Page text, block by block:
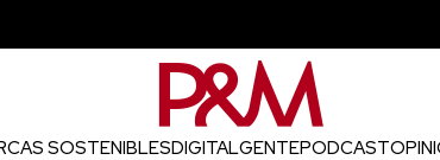
SOSTENIBLESDIGITALGENTEPODCAST